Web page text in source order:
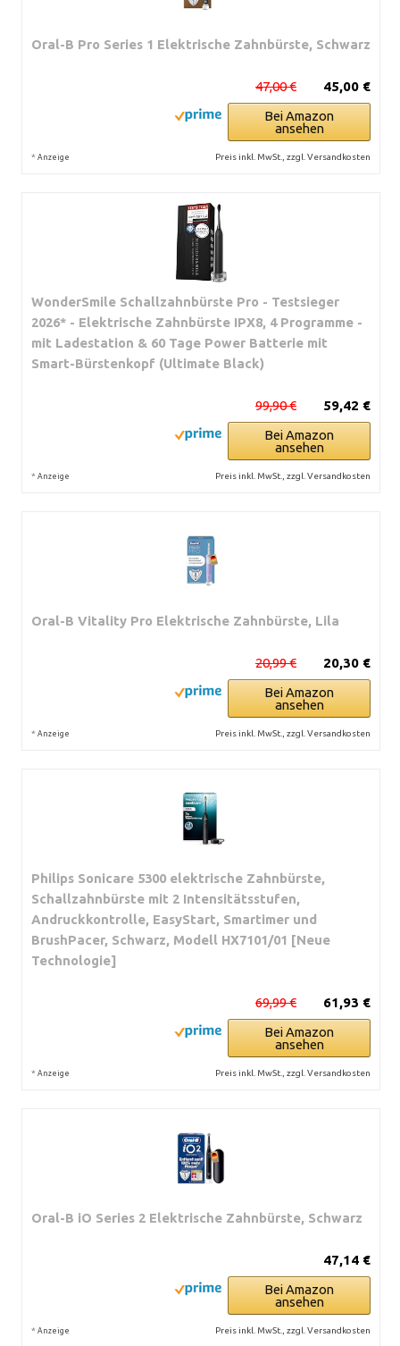
Oral-B Pro Series 1 Elektrische Zahnbürste, Schwarz
45,00 €
47,00 €
Bei Amazon
ansehen
* Anzeige Preis inkl. MwSt., zzgl. Versandkosten
WonderSmile Schallzahnbürste Pro - Testsieger
2026* - Elektrische Zahnbürste IPX8, 4 Programme -
mit Ladestation & 60 Tage Power Batterie mit
Smart-Bürstenkopf (Ultimate Black)
59,42 €
99,90 €
Bei Amazon
ansehen
* Anzeige Preis inkl. MwSt., zzgl. Versandkosten
Oral-B Vitality Pro Elektrische Zahnbürste, Lila
20,30 €
20,99 €
Bei Amazon
ansehen
* Anzeige Preis inkl. MwSt., zzgl. Versandkosten
Philips Sonicare 5300 elektrische Zahnbürste,
Schallzahnbürste mit 2 Intensitätsstufen,
Andruckkontrolle, EasyStart, Smartimer und
BrushPacer, Schwarz, Modell HX7101/01 [Neue
Technologie]
61,93 €
69,99 €
Bei Amazon
ansehen
* Anzeige Preis inkl. MwSt., zzgl. Versandkosten
Oral-B iO Series 2 Elektrische Zahnbürste, Schwarz
47,14 €
Bei Amazon
ansehen
* Anzeige Preis inkl. MwSt., zzgl. Versandkosten